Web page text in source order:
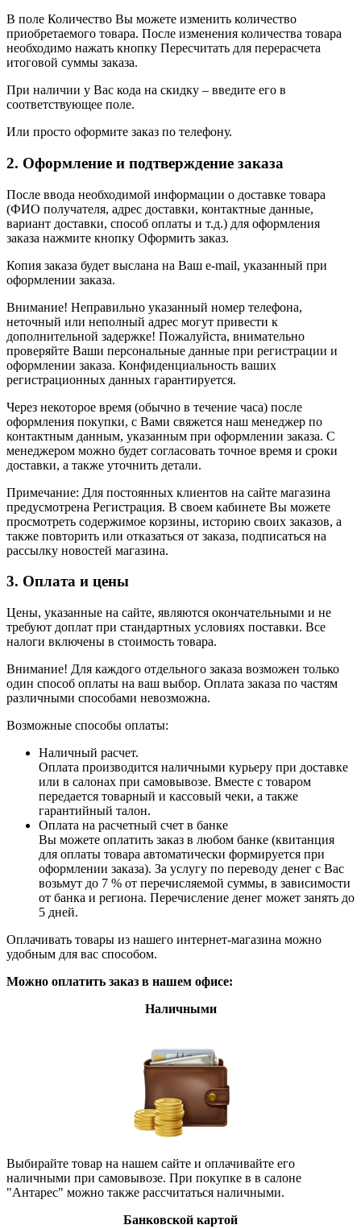
В поле Количество Вы можете изменить количество
приобретаемого товара. После изменения количества товара
необходимо нажать кнопку Пересчитать для перерасчета
итоговой суммы заказа.
При наличии у Вас кода на скидку – введите его в
соответствующее поле.
Или просто оформите заказ по телефону.
2. Оформление и подтверждение заказа
После ввода необходимой информации о доставке товара
(ФИО получателя, адрес доставки, контактные данные,
вариант доставки, способ оплаты и т.д.) для оформления
заказа нажмите кнопку Оформить заказ.
Копия заказа будет выслана на Ваш e-mail, указанный при
оформлении заказа.
Внимание! Неправильно указанный номер телефона,
неточный или неполный адрес могут привести к
дополнительной задержке! Пожалуйста, внимательно
проверяйте Ваши персональные данные при регистрации и
оформлении заказа. Конфиденциальность ваших
регистрационных данных гарантируется.
Через некоторое время (обычно в течение часа) после
оформления покупки, с Вами свяжется наш менеджер по
контактным данным, указанным при оформлении заказа. С
менеджером можно будет согласовать точное время и сроки
доставки, а также уточнить детали.
Примечание: Для постоянных клиентов на сайте магазина
предусмотрена Регистрация. В своем кабинете Вы можете
просмотреть содержимое корзины, историю своих заказов, а
также повторить или отказаться от заказа, подписаться на
рассылку новостей магазина.
3. Оплата и цены
Цены, указанные на сайте, являются окончательными и не
требуют доплат при стандартных условиях поставки. Все
налоги включены в стоимость товара.
Внимание! Для каждого отдельного заказа возможен только
один способ оплаты на ваш выбор. Оплата заказа по частям
различными способами невозможна.
Возможные способы оплаты:
Наличный расчет.
Оплата производится наличными курьеру при доставке
или в салонах при самовывозе. Вместе с товаром
передается товарный и кассовый чеки, а также
гарантийный талон.
Оплата на расчетный счет в банке
Вы можете оплатить заказ в любом банке (квитанция
для оплаты товара автоматически формируется при
оформлении заказа). За услугу по переводу денег с Вас
возьмут до 7 % от перечисляемой суммы, в зависимости
от банка и региона. Перечисление денег может занять до
5 дней.
Оплачивать товары из нашего интернет-магазина можно
удобным для вас способом.
Можно оплатить заказ в нашем офисе:
Наличными
Выбирайте товар на нашем сайте и оплачивайте его
наличными при самовывозе. При покупке в в салоне
"Антарес" можно также рассчитаться наличными.
Банковской картой